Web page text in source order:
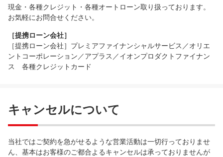
現金・各種クレジット・各種オートローン取り扱っております。
お気軽にお問合せください。
［提携ローン会社］
［提携ローン会社］プレミアファイナンシャルサービス／オリエ
ントコーポレーション／アプラス／イオンプロダクトファイナン
ス 各種クレジットカード
キャンセルについて
当社ではご契約を急がせるような営業活動は一切行っておりませ
ん、基本はお客様のご都合よるキャンセルは承っておりませんが